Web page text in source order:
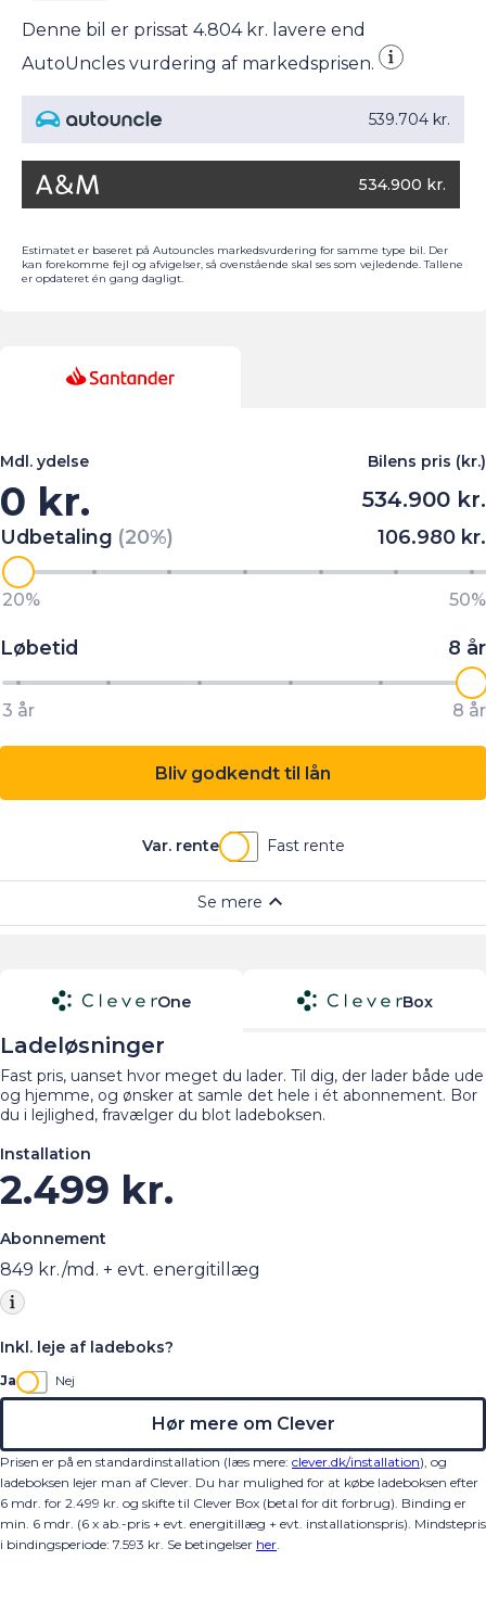
Denne bil er prissat 4.804 kr. lavere end
AutoUncles vurdering af markedsprisen.
539.704 kr.
534.900 kr.
Estimatet er baseret på Autouncles markedsvurdering for samme type bil. Der
kan forekomme fejl og afvigelser, så ovenstående skal ses som vejledende. Tallene
er opdateret én gang dagligt.
One Box
Ladeløsninger
Fast pris, uanset hvor meget du lader. Til dig, der lader både ude
og hjemme, og ønsker at samle det hele i ét abonnement. Bor
du i lejlighed, fravælger du blot ladeboksen.
Installation
2.499 kr.
Abonnement
849 kr./md. + evt. energitillæg
Inkl. leje af ladeboks?
Ja Nej
Hør mere om Clever
Prisen er på en standardinstallation (læs mere: clever.dk/installation), og
ladeboksen lejer man af Clever. Du har mulighed for at købe ladeboksen efter
6 mdr. for 2.499 kr. og skifte til Clever Box (betal for dit forbrug). Binding er
min. 6 mdr. (6 x ab.-pris + evt. energitillæg + evt. installationspris). Mindstepris
i bindingsperiode: 7.593 kr. Se betingelser her